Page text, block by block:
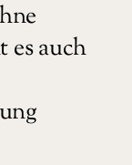
es auch